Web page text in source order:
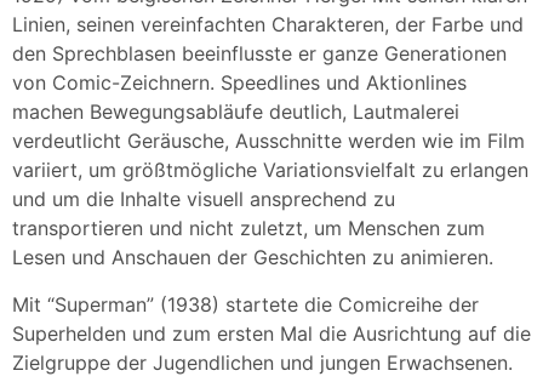
Linien, seinen vereinfachten Charakteren, der Farbe und
den Sprechblasen beeinflusste er ganze Generationen
von Comic-Zeichnern. Speedlines und Aktionlines
machen Bewegungsabläufe deutlich, Lautmalerei
verdeutlicht Geräusche, Ausschnitte werden wie im Film
variiert, um größtmögliche Variationsvielfalt zu erlangen
und um die Inhalte visuell ansprechend zu
transportieren und nicht zuletzt, um Menschen zum
Lesen und Anschauen der Geschichten zu animieren.
Mit “Superman” (1938) startete die Comicreihe der
Superhelden und zum ersten Mal die Ausrichtung auf die
Zielgruppe der Jugendlichen und jungen Erwachsenen.